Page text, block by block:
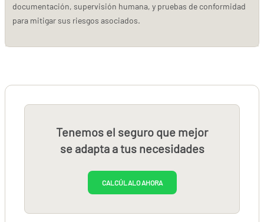
documentación, supervisión humana, y pruebas de conformidad
para mitigar sus riesgos asociados.
Tenemos el seguro que mejor
se adapta a tus necesidades
CALCÚLALO AHORA